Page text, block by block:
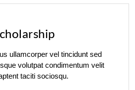
ullamcorper vel tincidunt sed
volutpat condimentum velit
taciti sociosqu.